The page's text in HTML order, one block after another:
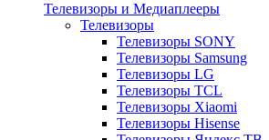
Телевизоры и Медиаплееры
Телевизоры
Телевизоры SONY
Телевизоры Samsung
Телевизоры LG
Телевизоры TCL
Телевизоры Xiaomi
Телевизоры Hisense